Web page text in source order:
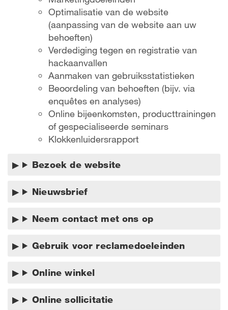
Optimalisatie van de website
(aanpassing van de website aan uw
behoeften)
Verdediging tegen en registratie van
hackaanvallen
Aanmaken van gebruiksstatistieken
Beoordeling van behoeften (bijv. via
enquêtes en analyses)
Online bijeenkomsten, producttrainingen
of gespecialiseerde seminars
Klokkenluidersrapport
Bezoek de website
Nieuwsbrief
Neem contact met ons op
Gebruik voor reclamedoeleinden
Online winkel
Online sollicitatie